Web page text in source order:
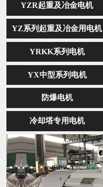
YZR起重及冶金电机
YZ系列起重及冶金用电机
YRKK系列电机
YX中型系列电机
防爆电机
冷却塔专用电机